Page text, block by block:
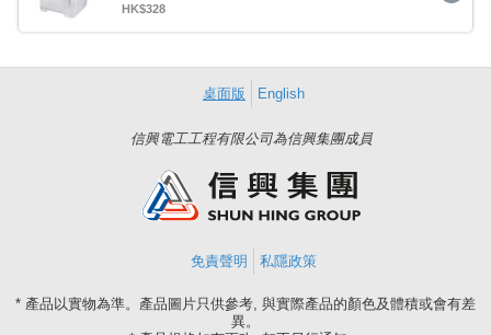
HK$328
桌面版 English
信興電工工程有限公司為信興集團成員
免責聲明 私隱政策
* 產品以實物為準。產品圖片只供參考, 與實際產品的顏色及體積或會有差
異。